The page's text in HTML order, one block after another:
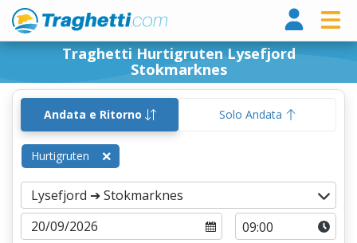
Traghetti Hurtigruten Lysefjord
Stokmarknes
Andata e Ritorno Solo Andata
Hurtigruten